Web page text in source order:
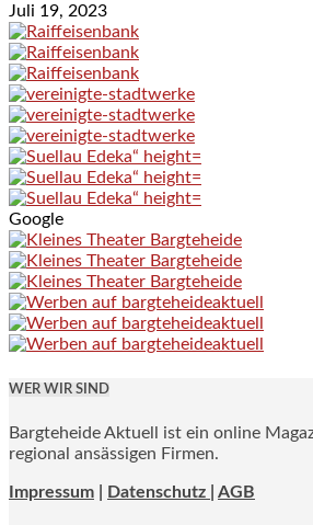
Juli 19, 2023
Google
WER WIR SIND
Bargteheide Aktuell ist ein online
regional ansässigen Firmen.
Impressum Datenschutz | AGB